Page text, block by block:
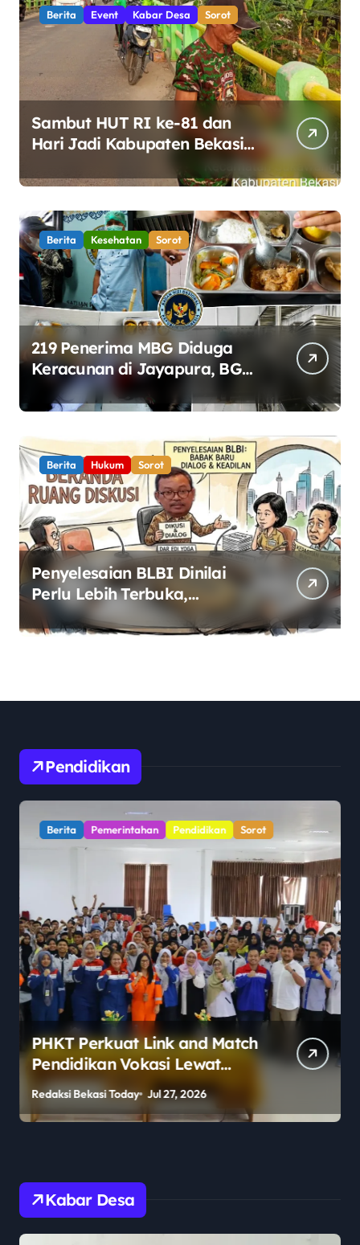
Berita Event Kabar Desa Sorot
Sambut HUT RI ke-81 dan
Hari Jadi Kabupaten Bekasi
ke-76, Pemdes Muara bakti
Gotong Royong Percantik
Jembatan CBL
Berita Kesehatan Sorot
219 Penerima MBG Diduga
Keracunan di Jayapura, BGN
Perketat Pengawasan
Keamanan Pangan
Berita Hukum Sorot
Penyelesaian BLBI Dinilai
Perlu Lebih Terbuka,
Pemerintah Diminta Buka
Ruang Dialog
Pendidikan
Berita Pemerintahan Pendidikan Sorot
PHKT Perkuat Link and Match
Pendidikan Vokasi Lewat
Program Guru Tamu di SMKN
2 Penajam Paser Utara
Redaksi Bekasi Today Jul 27, 2026
Kabar Desa